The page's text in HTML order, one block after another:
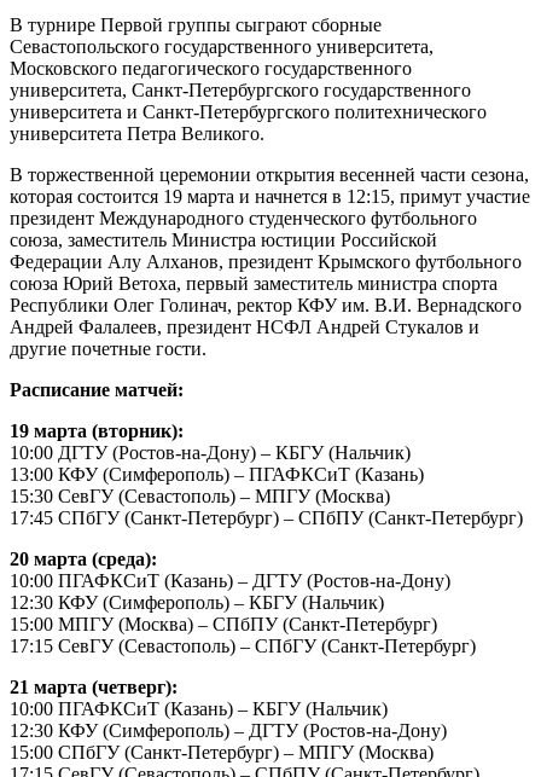
В турнире Первой группы сыграют сборные
Севастопольского государственного университета,
Московского педагогического государственного
университета, Санкт-Петербургского государственного
университета и Санкт-Петербургского политехнического
университета Петра Великого.
В торжественной церемонии открытия весенней части сезона,
которая состоится 19 марта и начнется в 12:15, примут участие
президент Международного студенческого футбольного
союза, заместитель Министра юстиции Российской
Федерации Алу Алханов, президент Крымского футбольного
союза Юрий Ветоха, первый заместитель министра спорта
Республики Олег Голинач, ректор КФУ им. В.И. Вернадского
Андрей Фалалеев, президент НСФЛ Андрей Стукалов и
другие почетные гости.
Расписание матчей:
19 марта (вторник):
10:00 ДГТУ (Ростов-на-Дону) – КБГУ (Нальчик)
13:00 КФУ (Симферополь) – ПГАФКСиТ (Казань)
15:30 СевГУ (Севастополь) – МПГУ (Москва)
17:45 СПбГУ (Санкт-Петербург) – СПбПУ (Санкт-Петербург)
20 марта (среда):
10:00 ПГАФКСиТ (Казань) – ДГТУ (Ростов-на-Дону)
12:30 КФУ (Симферополь) – КБГУ (Нальчик)
15:00 МПГУ (Москва) – СПбПУ (Санкт-Петербург)
17:15 СевГУ (Севастополь) – СПбГУ (Санкт-Петербург)
21 марта (четверг):
10:00 ПГАФКСиТ (Казань) – КБГУ (Нальчик)
12:30 КФУ (Симферополь) – ДГТУ (Ростов-на-Дону)
15:00 СПбГУ (Санкт-Петербург) – МПГУ (Москва)